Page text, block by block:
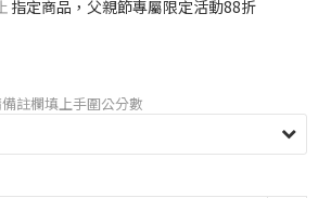
指定商品，父親節專屬限定活動88折
註欄填上手圍公分數